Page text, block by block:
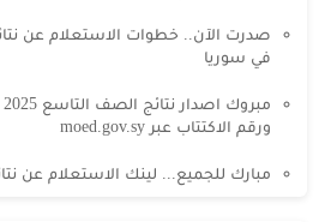
في سوريا
ورقم الاكتتاب عبر moed.gov.sy
مبارك للجميع... لينك الاستعلام عن نتائج